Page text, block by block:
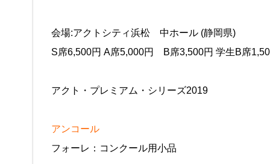
会場:アクトシティ浜松 中ホール (静岡県)
S席6,500円 A席5,000円 B席3,500円 学生B席
アクト・プレミアム・シリーズ2019
アンコール
フォーレ：コンクール用小品